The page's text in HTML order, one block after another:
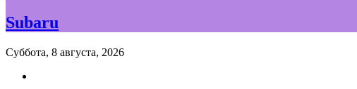
Subaru
Суббота, 8 августа, 2026